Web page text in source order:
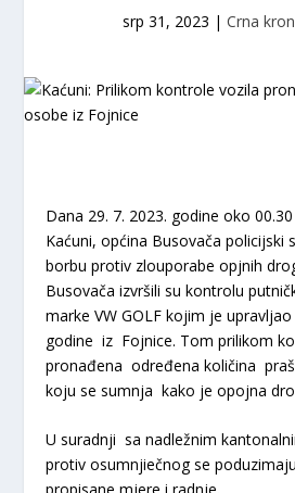
srp 31, 2023 | Crna
Dana 29. 7. 2023. godine oko
Kaćuni, općina Busovača policijski
borbu protiv zlouporabe opjnih
Busovača izvršili su kontrolu
marke VW GOLF kojim je
godine iz Fojnice. Tom prilikom
pronađena određena količina
koju se sumnja kako je opojna
U suradnji sa nadležnim
protiv osumnjiečnog se